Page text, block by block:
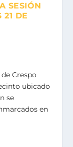
SESIÓN
21 DE
Crespo
ubicado
se
en